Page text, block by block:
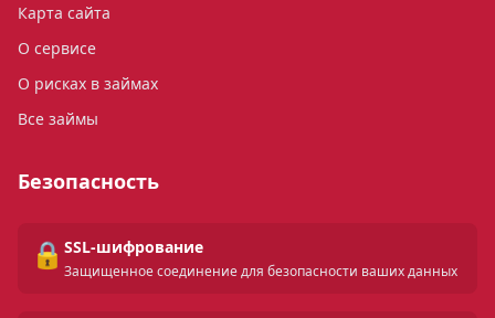
Карта сайта
О сервисе
О рисках в займах
Все займы
Безопасность
🔒 SSL-шифрование
Защищенное соединение для безопасности ваших данных